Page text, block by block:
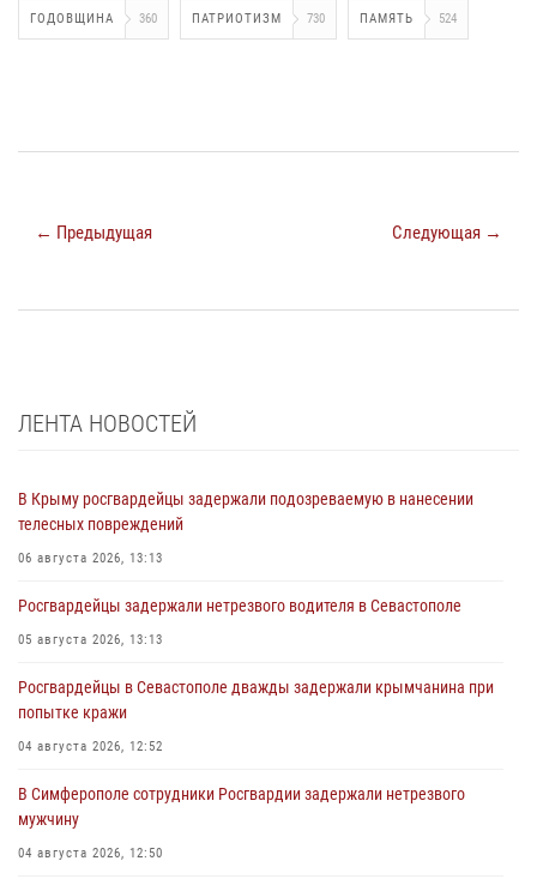
ГОДОВЩИНА 360 ПАТРИОТИЗМ 730 ПАМЯТЬ 524
← Предыдущая Следующая →
ЛЕНТА НОВОСТЕЙ
В Крыму росгвардейцы задержали подозреваемую в нанесении
телесных повреждений
06 августа 2026, 13:13
Росгвардейцы задержали нетрезвого водителя в Севастополе
05 августа 2026, 13:13
Росгвардейцы в Севастополе дважды задержали крымчанина при
попытке кражи
04 августа 2026, 12:52
В Симферополе сотрудники Росгвардии задержали нетрезвого
мужчину
04 августа 2026, 12:50